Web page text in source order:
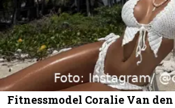
Fitnessmodel Coralie Van